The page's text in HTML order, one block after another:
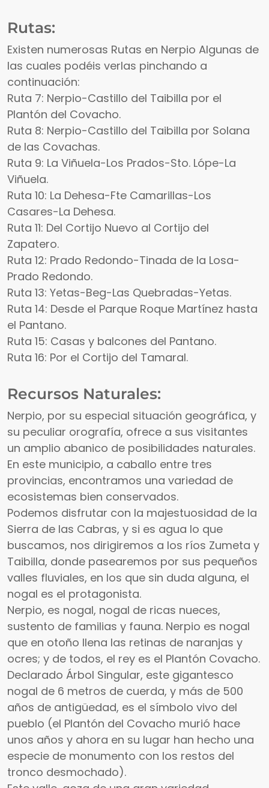
Rutas:
Existen numerosas Rutas en Nerpio Algunas de
las cuales podéis verlas pinchando a
continuación:
Ruta 7: Nerpio-Castillo del Taibilla por el
Plantón del Covacho.
Ruta 8: Nerpio-Castillo del Taibilla por Solana
de las Covachas.
Ruta 9: La Viñuela-Los Prados-Sto. Lópe-La
Viñuela.
Ruta 10: La Dehesa-Fte Camarillas-Los
Casares-La Dehesa.
Ruta 11: Del Cortijo Nuevo al Cortijo del
Zapatero.
Ruta 12: Prado Redondo-Tinada de la Losa-
Prado Redondo.
Ruta 13: Yetas-Beg-Las Quebradas-Yetas.
Ruta 14: Desde el Parque Roque Martínez hasta
el Pantano.
Ruta 15: Casas y balcones del Pantano.
Ruta 16: Por el Cortijo del Tamaral.
Recursos Naturales:
Nerpio, por su especial situación geográfica, y
su peculiar orografía, ofrece a sus visitantes
un amplio abanico de posibilidades naturales.
En este municipio, a caballo entre tres
provincias, encontramos una variedad de
ecosistemas bien conservados.
Podemos disfrutar con la majestuosidad de la
Sierra de las Cabras, y si es agua lo que
buscamos, nos dirigiremos a los ríos Zumeta y
Taibilla, donde pasearemos por sus pequeños
valles fluviales, en los que sin duda alguna, el
nogal es el protagonista.
Nerpio, es nogal, nogal de ricas nueces,
sustento de familias y fauna. Nerpio es nogal
que en otoño llena las retinas de naranjas y
ocres; y de todos, el rey es el Plantón Covacho.
Declarado Árbol Singular, este gigantesco
nogal de 6 metros de cuerda, y más de 500
años de antigüedad, es el símbolo vivo del
pueblo (el Plantón del Covacho murió hace
unos años y ahora en su lugar han hecho una
especie de monumento con los restos del
tronco desmochado).